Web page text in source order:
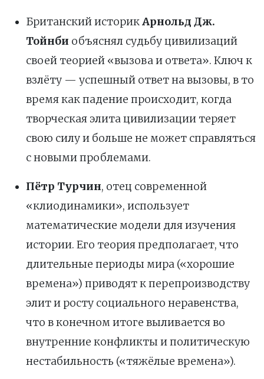
Британский историкАрнольд Дж.
Тойнби объяснял судьбу цивилизаций
своей теорией «вызова и ответа». Ключ к
взлёту — успешный ответ на вызовы, в то
время как падение происходит, когда
творческая элита цивилизации теряет
свою силу и больше не может справляться
с новыми проблемами.
Пётр Турчин, отец современной
«клиодинамики», использует
математические модели для изучения
истории. Его теория предполагает, что
длительные периоды мира («хорошие
времена») приводят к перепроизводству
элит и росту социального неравенства,
что в конечном итоге выливается во
внутренние конфликты и политическую
нестабильность («тяжёлые времена»).